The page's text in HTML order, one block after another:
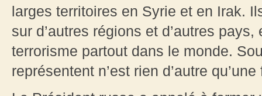
larges territoires en Syrie et en Irak.
sur d’autres régions et d’autres
terrorisme partout dans le monde.
représentent n’est rien d’autre